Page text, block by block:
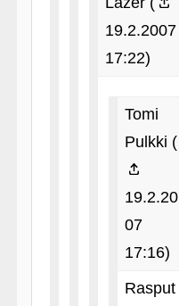
19.2.2007
17:22)
Tomi
Pulkki (
19.2.20
07
17:16)
Rasput